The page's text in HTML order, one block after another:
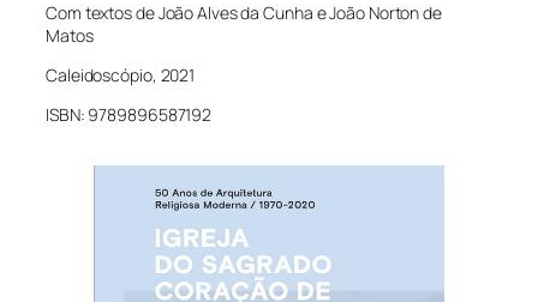
Com textos de João Alves da Cunha e João Norton de
Matos
Caleidoscópio, 2021
ISBN: 9789896587192